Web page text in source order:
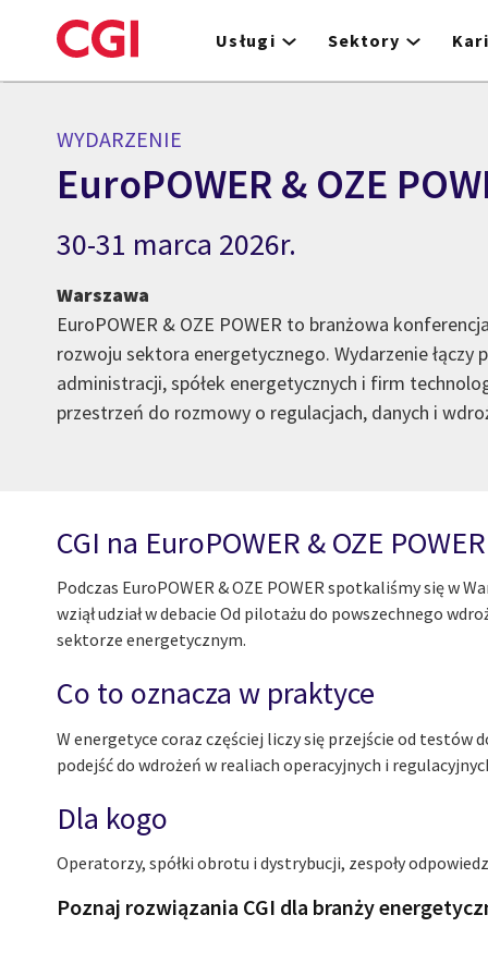
to
Usługi Sektory
WYDARZENIE
EuroPOWER & OZE
30-31 marca 2026r.
Warszawa
EuroPOWER & OZE POWER to branżowa
rozwoju sektora energetycznego. Wydarzenie łączy
administracji, spółek energetycznych i firm
przestrzeń do rozmowy o regulacjach, danych i
CGI na EuroPOWER & OZE POWER
Podczas EuroPOWER & OZE POWER spotkaliśmy się
wziął udział w debacie Od pilotażu do powszechnego
sektorze energetycznym.
Co to oznacza w praktyce
W energetyce coraz częściej liczy się przejście od testów
podejść do wdrożeń w realiach operacyjnych i
Dla kogo
Operatorzy, spółki obrotu i dystrybucji, zespoły
Poznaj rozwiązania CGI dla branży